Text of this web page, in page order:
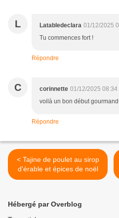
L Latabledeclara 01/12/2025
Tu commences fort !
Répondre
C corinnette 01/12/2025 08:34
voilà un bon début
Répondre
< Tajine de poulet au sirop
d'érable et épices de noël
Hébergé par Overblog